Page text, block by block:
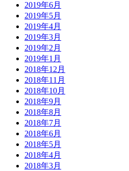
2019年6月
2019年5月
2019年4月
2019年3月
2019年2月
2019年1月
2018年12月
2018年11月
2018年10月
2018年9月
2018年8月
2018年7月
2018年6月
2018年5月
2018年4月
2018年3月